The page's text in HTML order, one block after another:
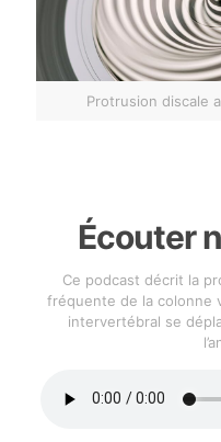
Protrusion discale
Écouter
Ce podcast décrit la
fréquente de la colonne
intervertébral se